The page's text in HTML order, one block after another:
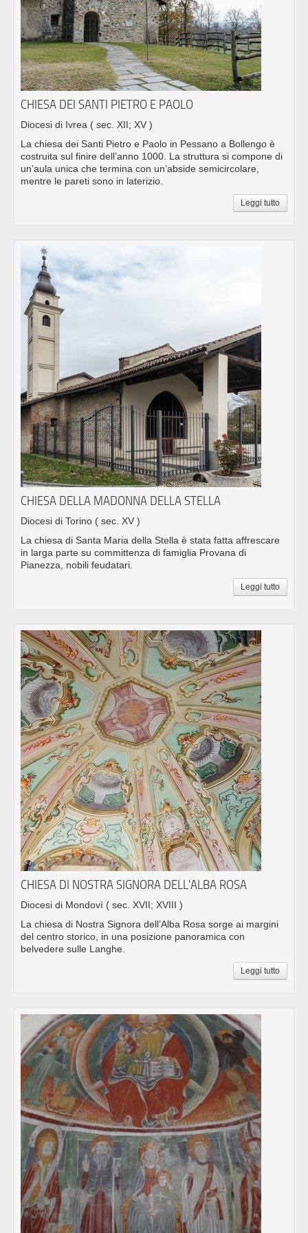
CHIESA DEI SANTI PIETRO E PAOLO
Diocesi di Ivrea ( sec. XII; XV )
La chiesa dei Santi Pietro e Paolo in Pessano a Bollengo è
costruita sul finire dell’anno 1000. La struttura si compone di
un’aula unica che termina con un’abside semicircolare,
mentre le pareti sono in laterizio.
Leggi tutto
CHIESA DELLA MADONNA DELLA STELLA
Diocesi di Torino ( sec. XV )
La chiesa di Santa Maria della Stella è stata fatta affrescare
in larga parte su committenza di famiglia Provana di
Pianezza, nobili feudatari.
Leggi tutto
CHIESA DI NOSTRA SIGNORA DELL'ALBA ROSA
Diocesi di Mondovì ( sec. XVII; XVIII )
La chiesa di Nostra Signora dell’Alba Rosa sorge ai margini
del centro storico, in una posizione panoramica con
belvedere sulle Langhe.
Leggi tutto